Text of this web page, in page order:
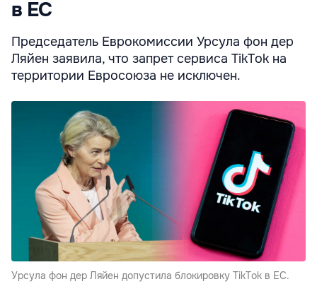
в ЕС
Председатель Еврокомиссии Урсула фон дер
Ляйен заявила, что запрет сервиса TikTok на
территории Евросоюза не исключен.
Урсула фон дер Ляйен допустила блокировку TikTok в ЕС.